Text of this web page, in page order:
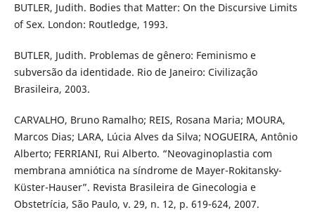
BUTLER, Judith. Bodies that Matter: On the Discursive Limits
of Sex. London: Routledge, 1993.
BUTLER, Judith. Problemas de gênero: Feminismo e
subversão da identidade. Rio de Janeiro: Civilização
Brasileira, 2003.
CARVALHO, Bruno Ramalho; REIS, Rosana Maria; MOURA,
Marcos Dias; LARA, Lúcia Alves da Silva; NOGUEIRA, Antônio
Alberto; FERRIANI, Rui Alberto. “Neovaginoplastia com
membrana amniótica na síndrome de Mayer-Rokitansky-
Küster-Hauser”. Revista Brasileira de Ginecologia e
Obstetrícia, São Paulo, v. 29, n. 12, p. 619-624, 2007.